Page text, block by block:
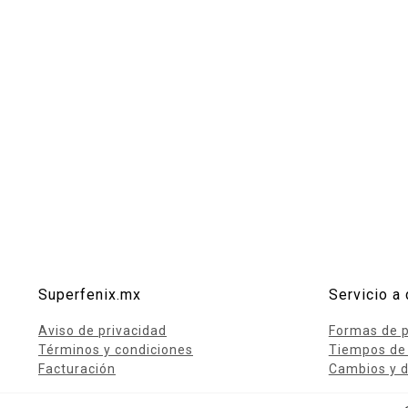
Superfenix.mx
Aviso de privacidad
Términos y condiciones
Facturación
Servicio a
Formas de
Tiempos
Cambios y